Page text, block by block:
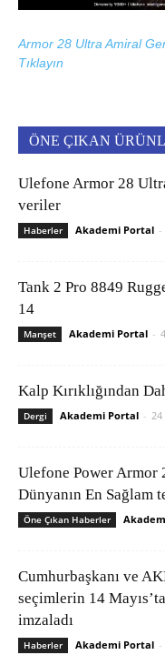
Armor 28 Ultra Amiral
Tıklayın
ÖNE ÇIKAN
Ulefone Armor 28
veriler
Haberler Akademi Portal -
Tank 2 Pro 8849
14
Manşet Akademi Portal -
Kalp Kırıklığından
Dergi Akademi Portal - 24
Ulefone Power Armor
Dünyanın En Sağlam
Öne Çıkan Haberler
Cumhurbaşkanı ve
seçimlerin 14
imzaladı
Haberler Akademi Portal -